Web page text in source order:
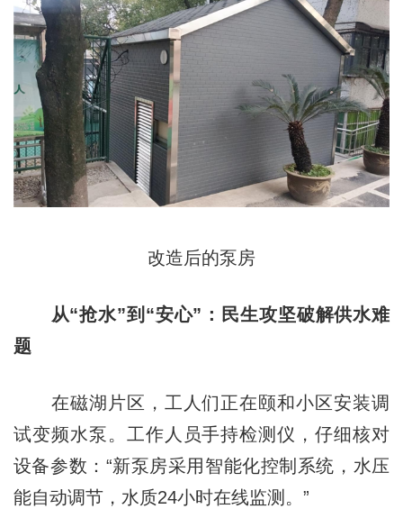
改造后的泵房
从“抢水”到“安心”：民生攻坚破解供水难
题
在磁湖片区，工人们正在颐和小区安装调
试变频水泵。工作人员手持检测仪，仔细核对
设备参数：“新泵房采用智能化控制系统，水压
能自动调节，水质24小时在线监测。”